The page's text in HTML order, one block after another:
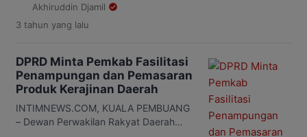
Pemerintah Kabupaten (Pemkab)
Seruyan melalui dinas terkaitnya agar
DPRD Seruyan Bejo Riyanto
mengatakan, petani tambak di
kabupaten berjuluk Bumi Gawi
Hatantiring saat ini sangat memerlukan
perhatian dari pemerintah daerah, salah
Akhiruddin Djamil
3 tahun yang lalu
DPRD Minta Pemkab Fasilitasi
Penampungan dan Pemasaran
Produk Kerajinan Daerah
INTIMNEWS.COM, KUALA PEMBUANG
– Dewan Perwakilan Rakyat Daerah